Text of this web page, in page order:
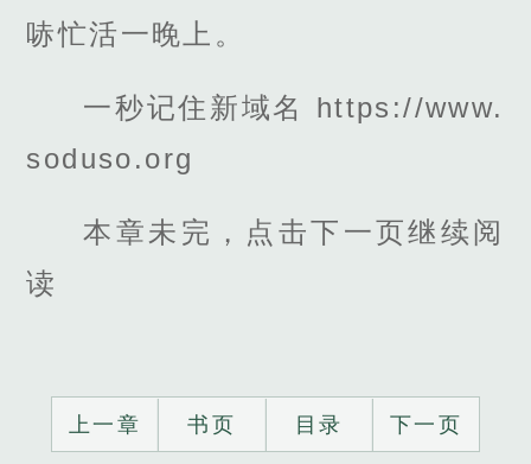
哧忙活一晚上。
一秒记住新域名 https://www.
soduso.org
本章未完，点击下一页继续阅
读
上一章 书页 目录 下一页